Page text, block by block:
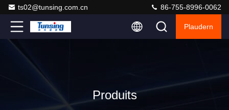
ts02@tunsing.com.cn 86-755-8996-0062
Plaudern
Produits